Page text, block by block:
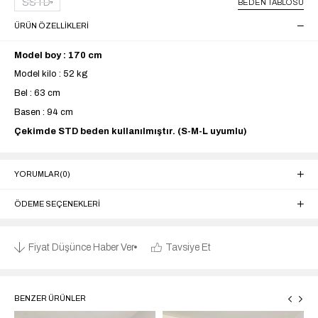
SSTD BEDEN TABLOSU
ÜRÜN ÖZELLIKLERI
Model boy : 170 cm
Model kilo : 52 kg
Bel : 63 cm
Basen : 94 cm
Çekimde STD beden kullanılmıştır. (S-M-L uyumlu)
YORUMLAR(0)
ÖDEME SEÇENEKLERI
Fiyat Düşünce Haber Ver Tavsiye Et
BENZER ÜRÜNLER